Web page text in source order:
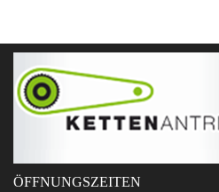
ÖFFNUNGSZEITEN